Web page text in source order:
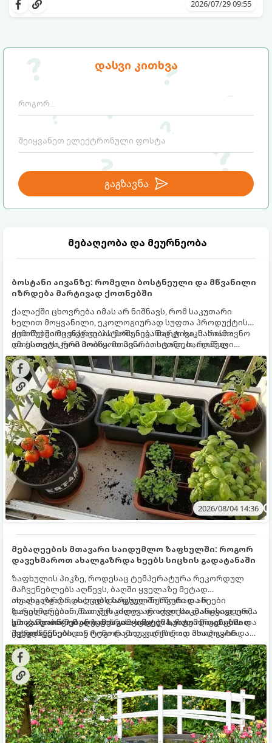
დასვი კითხვა
გაგზავნა
მებაღეობა და მეურნეობა
ბოსტანი აივანზე: რომელი ბოსტნეული და მწვანილი
იზრდება მარტივად ქოთნებში
ქალაქში ცხოვრება იმას არ ნიშნავს, რომ საკუთარი
ხელით მოყვანილი, ეკოლოგიურად სუფთა პროდუქტის
გემოზე უარი თქვათ. პატარა აივანიც კი საკმარისია
იმისათვის, რომ მოიწყოთ მინი-ბოსტანი, საიდანაც
ყოველდღიურად ახალ, არომატულ მწვანილსა და
ბოსტნეულს მოკრეფთ.
ქოთნებში მცენარეების მოშენება მარტივი, სასიამოვნო
და ესთეტიკური ჰობია. მთავარია იცოდეთ, რომელი
კულტურები ეგუებიან ქოთნის პირობებს ყველაზე კარგად
და როგორ მოუაროთ მათ სწორად.
2026/08/04 14:36
მებაღეების მთავარი საიდუმლო ზაფხულში: როგორ
დავეხმაროთ ახალგაზრდა ხეებს სიცხის გადატანაში
ზაფხულის პიკზე, როდესაც ტემპერატურა რეკორდულ
მაჩვენებლებს აღწევს, ბაღში ყველაზე მეტად
ახალგაზრდა, ახლად დარგული ნერგები და ხეები
ზარალდებიან. მათ ჯერ კიდევ არ აქვთ საკმარისად ღრმა
და განვითარებული ფესვთა სისტემა, რათა ნიადაგის
ქვედა ფენებიდან ტენი დამოუკიდებლად მოიპოვონ.
თუ ახალგაზრდა ხეებს ზაფხულში სწორად არ
დავეხმარებით, მათ შესაძლოა ფოთლები დასცვივდეთ,
ხმობა დაიწყონ ან ზამთრის ყინვებს სუსტი ორგანიზმით
შეხვდნენ.
გთავაზობთ მებაღეების გამოცდილ საიდუმლოებებსა და
ოქროს წესებს, თუ როგორ გადავარჩინოთ ახალგაზრდა
ხეები ზაფხულის სიცხეში:
2026/07/29 09:55